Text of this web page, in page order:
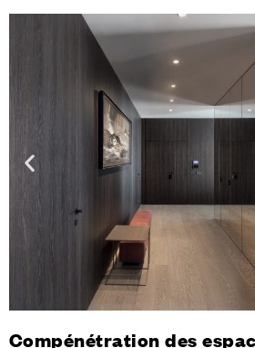
Compénétration des